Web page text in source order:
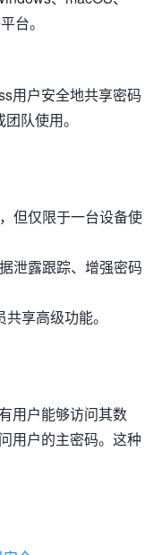
台。
用户安全地共享密码
队使用。
但仅限于一台设备使
泄露跟踪、增强密码
享高级功能。
用户能够访问其数
用户的主密码。这种